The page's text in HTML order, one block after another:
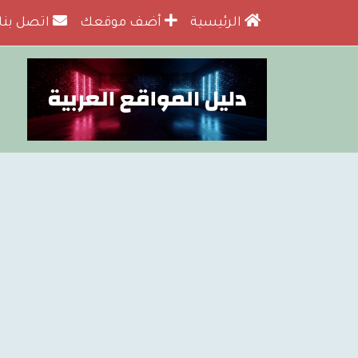
الرئيسية أضف موقعك اتصل بنا